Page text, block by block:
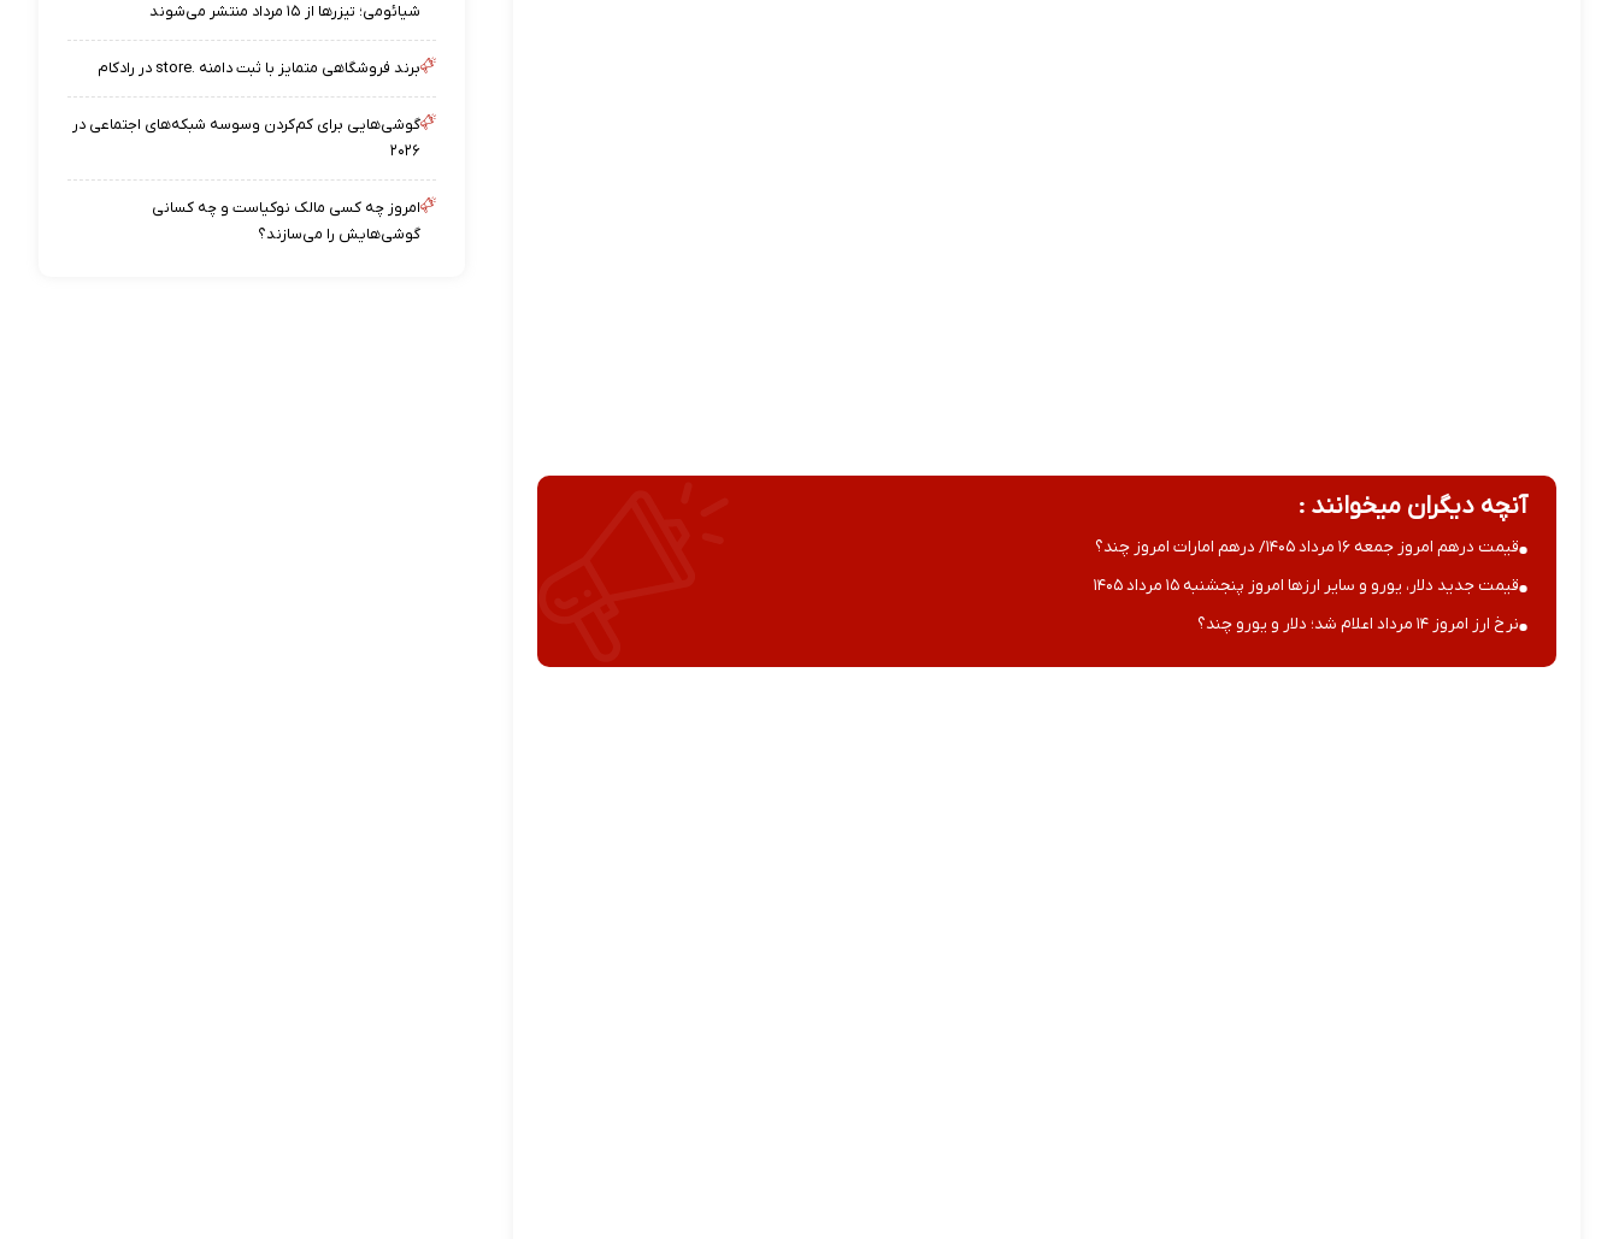
آنچه دیگران میخوانند :
قیمت درهم امروز جمعه ۱۶ مرداد ۱۴۰۵/ درهم امارات امروز چند؟
قیمت جدید دلار، یورو و سایر ارزها امروز پنجشنبه ۱۵ مرداد ۱۴۰۵
نرخ ارز امروز ۱۴ مرداد اعلام شد؛ دلار و یورو چند؟
شیائومی؛ تیزرها از ۱۵ مرداد منتشر می‌شوند
برند فروشگاهی متمایز با ثبت دامنه .store در رادکام
گوشی‌هایی برای کم‌کردن وسوسه شبکه‌های اجتماعی در
۲۰۲۶
امروز چه کسی مالک نوکیاست و چه کسانی
گوشی‌هایش را می‌سازند؟